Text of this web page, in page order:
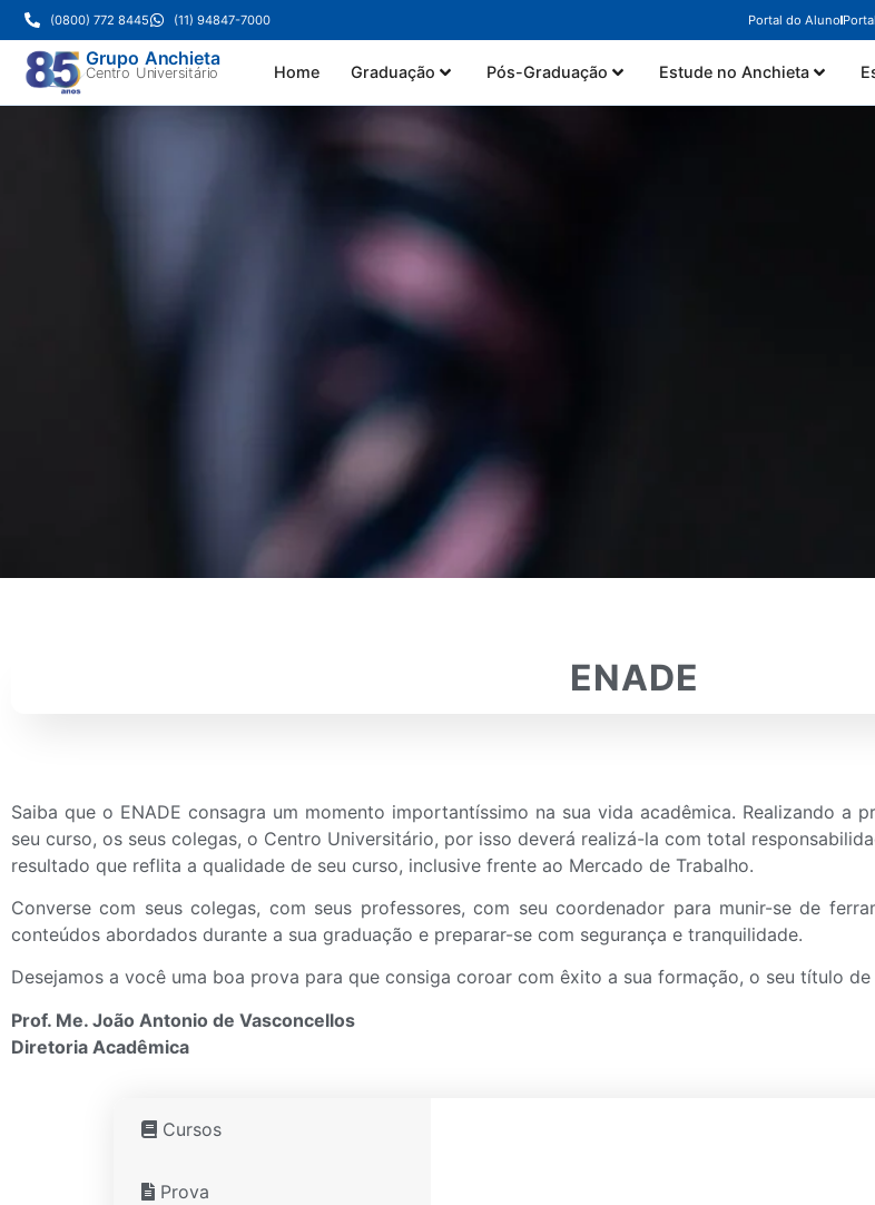
(0800) 772 8445 (11) 94847-7000 Portal do Aluno
Grupo Anchieta
Centro Universitário Home Graduação Pós-Graduação Estude no Anchieta
ENADE
Saiba que o ENADE consagra um momento importantíssimo na sua vida acadêmica. Realizando a
seu curso, os seus colegas, o Centro Universitário, por isso deverá realizá-la com total
resultado que reflita a qualidade de seu curso, inclusive frente ao Mercado de Trabalho.
Converse com seus colegas, com seus professores, com seu coordenador para munir-se de
conteúdos abordados durante a sua graduação e preparar-se com segurança e tranquilidade.
Desejamos a você uma boa prova para que consiga coroar com êxito a sua formação, o seu título de
Prof. Me. João Antonio de Vasconcellos
Diretoria Acadêmica
Cursos
Prova